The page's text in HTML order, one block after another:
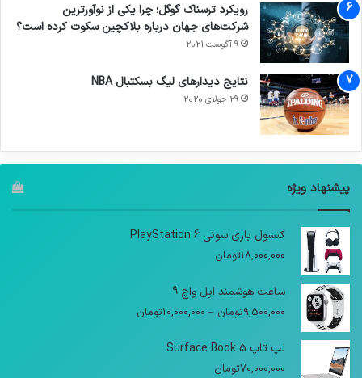
رویکرد ترسناک گوگل؛ چرا یکی از نوآورترین
شرکت‌های جهان درباره بلاکچین سکوت کرده است؟
9 آگوست 2021
نتایج دیدار‌های لیگ بسکتبال NBA
29 جولای 2020
پیشنهاد ویژه
کنسول بازی سونی PlayStation 6
18,000,000تومان
ساعت هوشمند اپل واچ 9
9,500,000تومان –
10,000,000تومان
لپ تاپ Surface Book 5
70,000,000تومان